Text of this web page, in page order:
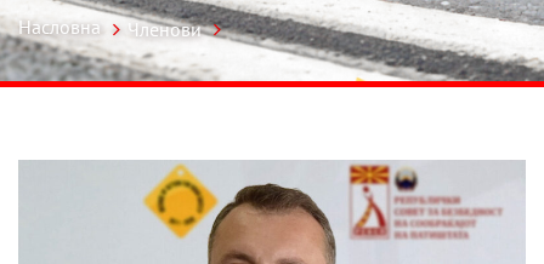
Насловна Членови